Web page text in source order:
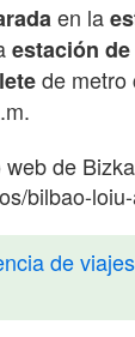
en la
estación
de metro
de
bilbao-
de